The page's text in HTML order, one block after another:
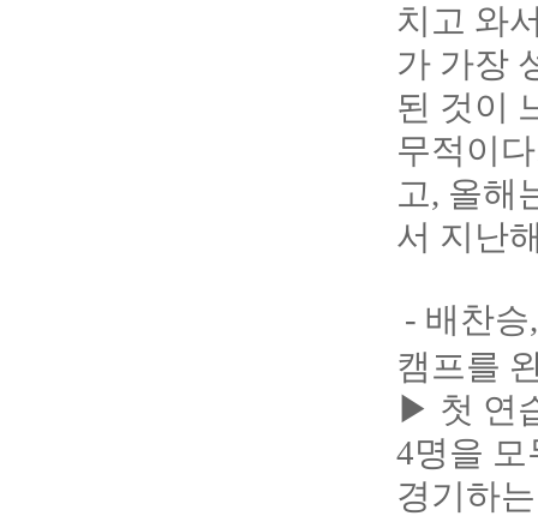
치고 와
가 가장
된 것이
무적이
고, 올해
서 지난
- 배찬
캠프를
▶ 첫 연
4명을 모
경기하